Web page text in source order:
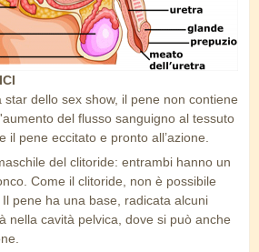
star dello sex show, il pene non contiene
del flusso sanguigno al tessuto
il pene eccitato e pronto all’azione.
del clitoride: entrambi hanno un
Come il clitoride, non è possibile
pene ha una base, radicata alcuni
nella cavità pelvica, dove si può anche